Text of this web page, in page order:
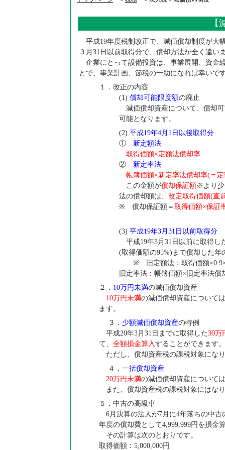
【
平成19年度税制改正で、減価償却制度が大
３月31日以前取得分で、償却方法が全く違い
企業にとって設備投資は、事業展開、資金
とで、事業計画、節税の一助になれば幸いで
１．改正の内容
(1) 償却可能限度額の廃止
減価償却資産について、償却
可能となります。
(2) 平成19年4月1日以後取得分
① 新定額法
取得価額×定額法償却率
② 新定率法
帳簿価額×新定率法償却率(＝
この金額が償却保証額※より少
法の償却額は、 改定取得価額(直
※ 償却保証額＝ 取得価額×保証
(3) 平成19年3月31日以前取得分
平成19年3月31日以前に取得し
(取得価額の95%)まで償却した年
※ 旧定額法：取得価額×0.9×
旧定率法：帳簿価額×旧定率法償
２． 10万円未満の減価償却資産
10万円未満の減価償却資産について
ます。
３． 少額減価償却資産の特例
平成20年3月31日までに取得した30万
て、 全額損金算入することができます。
ただし、償却資産税の課税対象にな
４． 一括償却資産
20万円未満の減価償却資産について
また、償却資産税の課税対象にはな
５．中古の高級車
6月決算の法人が7月に4年落ちの中古
年度の償却費として4,999,999円を損金
その計算は次のとおりです。
取得価額：5,000,000円